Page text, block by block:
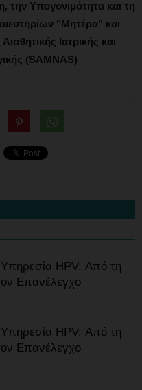
την Υπογονιμότητα και τη
"Μητέρα" και
Ιατρικής και
(SAMNAS)
HPV: Από τη
Επανέλεγχο
HPV: Από τη
Επανέλεγχο